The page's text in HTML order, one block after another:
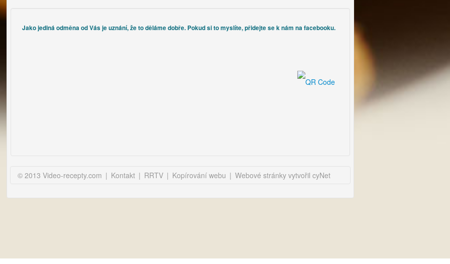
zvedá teplotu na námi
hranici, a jak ji
začne odpočítávat
třeba není v dosahu
Jako jediná odměna od Vás je uznání, že to děláme dobře. Pokud si to myslíte, přidejte se k nám na facebooku.
© 2013 Video-recepty.com | Kontakt | RRTV | Kopírování webu | Webové stránky vytvořil cyNet